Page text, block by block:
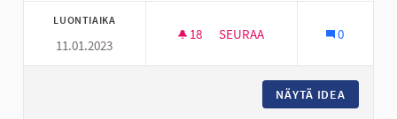
LUONTIAIKA
11.01.2023
18 18 SEURAAJAA
SEURAA 0
NÄYTÄ IDEA